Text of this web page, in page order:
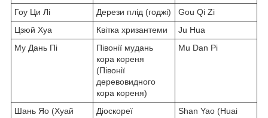
Гоу Ци Лі
Дерези плід (годжі)
Gou Qi Zi
Цзюй Хуа
Квітка хризантеми
Ju Hua
Му Дань Пі
Півонії мудань
кора кореня
(Півонії
деревовидного
кора кореня)
Mu Dan Pi
Шань Яо (Хуай
Діоскореї
Shan Yao (Huai